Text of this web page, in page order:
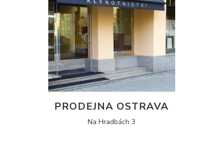
PRODEJNA OSTRAVA
Na Hradbách 3